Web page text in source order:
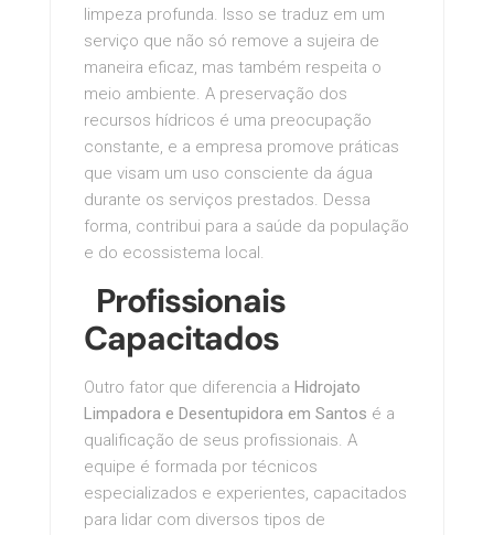
limpeza profunda. Isso se traduz em um
serviço que não só remove a sujeira de
maneira eficaz, mas também respeita o
meio ambiente. A preservação dos
recursos hídricos é uma preocupação
constante, e a empresa promove práticas
que visam um uso consciente da água
durante os serviços prestados. Dessa
forma, contribui para a saúde da população
e do ecossistema local.
Profissionais
Capacitados
Outro fator que diferencia a Hidrojato
Limpadora e Desentupidora em Santos é a
qualificação de seus profissionais. A
equipe é formada por técnicos
especializados e experientes, capacitados
para lidar com diversos tipos de